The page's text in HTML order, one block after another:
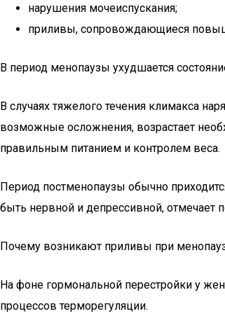
нарушения мочеиспускания;
приливы, сопровождающиеся
В период менопаузы ухудшается
В случаях тяжелого течения климакса
возможные осложнения, возрастает
правильным питанием и контролем веса.
Период постменопаузы обычно
быть нервной и депрессивной, отмечает
Почему возникают приливы при
На фоне гормональной перестройки у
процессов терморегуляции.